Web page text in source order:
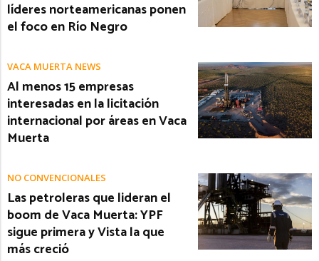
líderes norteamericanas ponen
el foco en Río Negro
VACA MUERTA NEWS
Al menos 15 empresas
interesadas en la licitación
internacional por áreas en Vaca
Muerta
NO CONVENCIONALES
Las petroleras que lideran el
boom de Vaca Muerta: YPF
sigue primera y Vista la que
más creció